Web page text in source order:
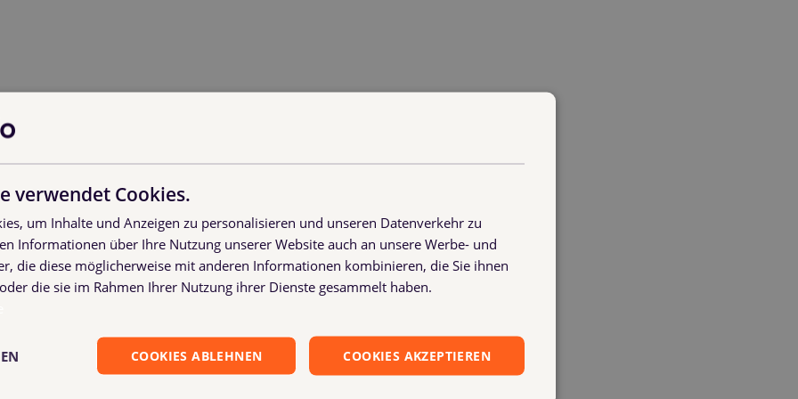
pro Woche und spart gleichzeitig 2/3 seiner Arbeitszeit ein?
einer Lösung, die das Buchen und Verwalten der Container endlich vereinfacht.
kommt vielen sicher bekannt vor:
Spediteuren und Endkunden
verwendet Cookies.
um Inhalte und Anzeigen zu personalisieren und unseren Datenverkehr zu
Informationen über Ihre Nutzung unserer Website auch an unsere Werbe- und
die diese möglicherweise mit anderen Informationen kombinieren, die Sie ihnen
die sie im Rahmen Ihrer Nutzung ihrer Dienste gesammelt haben.
COOKIES AKZEPTIEREN
COOKIES ABLEHNEN